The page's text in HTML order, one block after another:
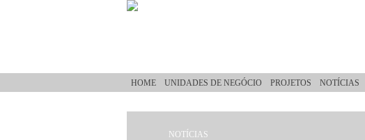
Passar para o conteúdo principal
HOME UNIDADES DE NEGÓCIO PROJETOS NOTÍCIAS
NOTÍCIAS